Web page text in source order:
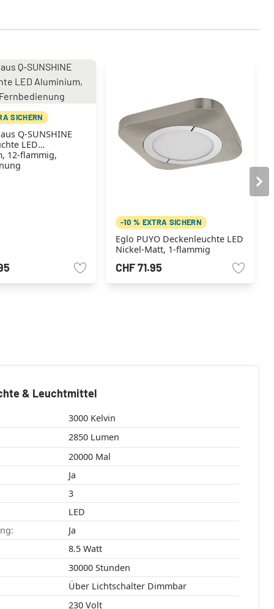
SICHERN
Q-SUNSHINE
LED
12-flammig,
-10 % EXTRA SICHERN
Eglo PUYO Deckenleuchte LED
Nickel-Matt, 1-flammig
CHF 71.95
& Leuchtmittel
3000 Kelvin
2850 Lumen
20000 Mal
Ja
3
LED
Ja
8.5 Watt
30000 Stunden
Über Lichtschalter Dimmbar
230 Volt